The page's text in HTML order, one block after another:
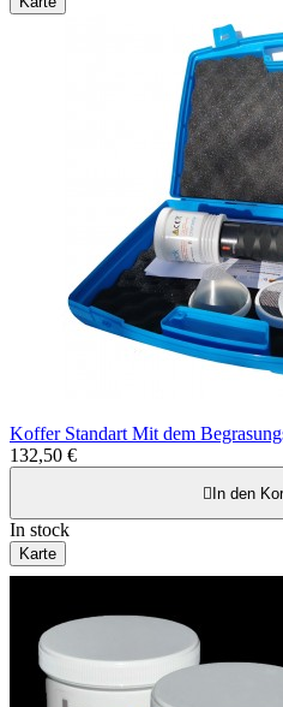
Koffer Standart Mit dem
132,50 €
 In den
In stock
Karte